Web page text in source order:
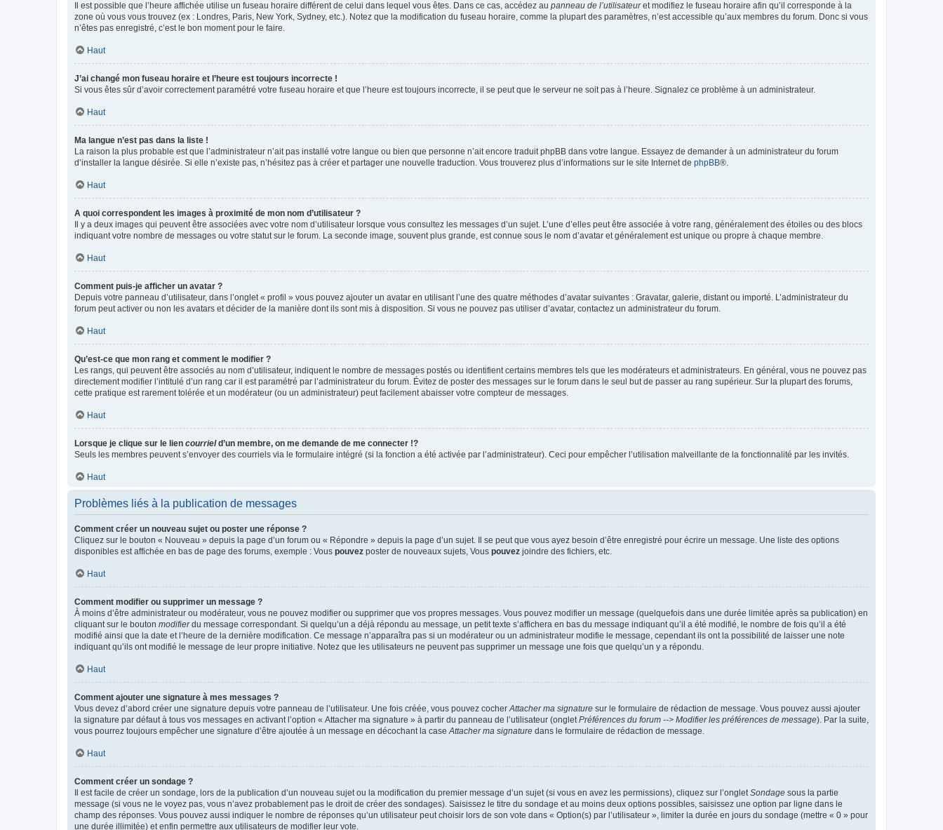
Il est possible que l’heure affichée utilise un fuseau horaire différent de celui dans lequel vous êtes. Dans ce cas, accédez au panneau de l’utilisateuret modifiez le fuseau horaire afin qu’il corresponde à la
zone où vous vous trouvez (ex : Londres, Paris, New York, Sydney, etc.). Notez que la modification du fuseau horaire, comme la plupart des paramètres, n’est accessible qu’aux membres du forum. Donc si vous
n’êtes pas enregistré, c’est le bon moment pour le faire.
Haut
J’ai changé mon fuseau horaire et l’heure est toujours incorrecte !
Si vous êtes sûr d’avoir correctement paramétré votre fuseau horaire et que l’heure est toujours incorrecte, il se peut que le serveur ne soit pas à l’heure. Signalez ce problème à un administrateur.
Haut
Ma langue n’est pas dans la liste !
La raison la plus probable est que l’administrateur n’ait pas installé votre langue ou bien que personne n’ait encore traduit phpBB dans votre langue. Essayez de demander à un administrateur du forum
d’installer la langue désirée. Si elle n’existe pas, n’hésitez pas à créer et partager une nouvelle traduction. Vous trouverez plus d’informations sur le site Internet de phpBB®.
Haut
A quoi correspondent les images à proximité de mon nom d’utilisateur ?
Il y a deux images qui peuvent être associées avec votre nom d’utilisateur lorsque vous consultez les messages d’un sujet. L’une d’elles peut être associée à votre rang, généralement des étoiles ou des blocs
indiquant votre nombre de messages ou votre statut sur le forum. La seconde image, souvent plus grande, est connue sous le nom d’avatar et généralement est unique ou propre à chaque membre.
Haut
Comment puis-je afficher un avatar ?
Depuis votre panneau d’utilisateur, dans l’onglet « profil » vous pouvez ajouter un avatar en utilisant l’une des quatre méthodes d’avatar suivantes : Gravatar, galerie, distant ou importé. L’administrateur du
forum peut activer ou non les avatars et décider de la manière dont ils sont mis à disposition. Si vous ne pouvez pas utiliser d’avatar, contactez un administrateur du forum.
Haut
Qu’est-ce que mon rang et comment le modifier ?
Les rangs, qui peuvent être associés au nom d’utilisateur, indiquent le nombre de messages postés ou identifient certains membres tels que les modérateurs et administrateurs. En général, vous ne pouvez pas
directement modifier l’intitulé d’un rang car il est paramétré par l’administrateur du forum. Évitez de poster des messages sur le forum dans le seul but de passer au rang supérieur. Sur la plupart des forums,
cette pratique est rarement tolérée et un modérateur (ou un administrateur) peut facilement abaisser votre compteur de messages.
Haut
Lorsque je clique sur le lien courrield’un membre, on me demande de me connecter !?
Seuls les membres peuvent s’envoyer des courriels via le formulaire intégré (si la fonction a été activée par l’administrateur). Ceci pour empêcher l’utilisation malveillante de la fonctionnalité par les invités.
Haut
Problèmes liés à la publication de messages
Comment créer un nouveau sujet ou poster une réponse ?
Cliquez sur le bouton « Nouveau » depuis la page d’un forum ou « Répondre » depuis la page d’un sujet. Il se peut que vous ayez besoin d’être enregistré pour écrire un message. Une liste des options
disponibles est affichée en bas de page des forums, exemple : Vous pouvez poster de nouveaux sujets, Vous pouvez joindre des fichiers, etc.
Haut
Comment modifier ou supprimer un message ?
À moins d’être administrateur ou modérateur, vous ne pouvez modifier ou supprimer que vos propres messages. Vous pouvez modifier un message (quelquefois dans une durée limitée après sa publication) en
cliquant sur le bouton modifierdu message correspondant. Si quelqu’un a déjà répondu au message, un petit texte s’affichera en bas du message indiquant qu’il a été modifié, le nombre de fois qu’il a été
modifié ainsi que la date et l’heure de la dernière modification. Ce message n’apparaîtra pas si un modérateur ou un administrateur modifie le message, cependant ils ont la possibilité de laisser une note
indiquant qu’ils ont modifié le message de leur propre initiative. Notez que les utilisateurs ne peuvent pas supprimer un message une fois que quelqu’un y a répondu.
Haut
Comment ajouter une signature à mes messages ?
Vous devez d’abord créer une signature depuis votre panneau de l’utilisateur. Une fois créée, vous pouvez cocherAttacher ma signature sur le formulaire de rédaction de message. Vous pouvez aussi ajouter
la signature par défaut à tous vos messages en activant l’option « Attacher ma signature » à partir du panneau de l’utilisateur (ongletPréférences du forum --> Modifier les préférences de message). Par la suite,
vous pourrez toujours empêcher une signature d’être ajoutée à un message en décochant la caseAttacher ma signature dans le formulaire de rédaction de message.
Haut
Comment créer un sondage ?
Il est facile de créer un sondage, lors de la publication d’un nouveau sujet ou la modification du premier message d’un sujet (si vous en avez les permissions), cliquez sur l’ongletSondage sous la partie
message (si vous ne le voyez pas, vous n’avez probablement pas le droit de créer des sondages). Saisissez le titre du sondage et au moins deux options possibles, saisissez une option par ligne dans le
champ des réponses. Vous pouvez aussi indiquer le nombre de réponses qu’un utilisateur peut choisir lors de son vote dans « Option(s) par l’utilisateur », limiter la durée en jours du sondage (mettre « 0 » pour
une durée illimitée) et enfin permettre aux utilisateurs de modifier leur vote.